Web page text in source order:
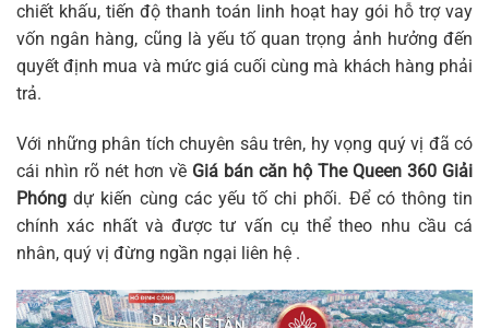
chiết khấu, tiến độ thanh toán linh hoạt hay gói hỗ trợ vay
vốn ngân hàng, cũng là yếu tố quan trọng ảnh hưởng đến
quyết định mua và mức giá cuối cùng mà khách hàng phải
trả.
Với những phân tích chuyên sâu trên, hy vọng quý vị đã có
cái nhìn rõ nét hơn về Giá bán căn hộ The Queen 360 Giải
Phóng dự kiến cùng các yếu tố chi phối. Để có thông tin
chính xác nhất và được tư vấn cụ thể theo nhu cầu cá
nhân, quý vị đừng ngần ngại liên hệ .